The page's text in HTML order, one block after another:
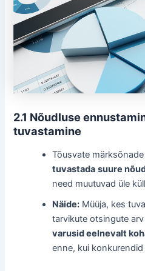
2.1 Nõudluse
tuvastamine
Tõusvate
tuvastada suure
need muutuvad üle
Näide: Müüja, kes
tarvikute otsingute
varusid eelnevalt
enne, kui